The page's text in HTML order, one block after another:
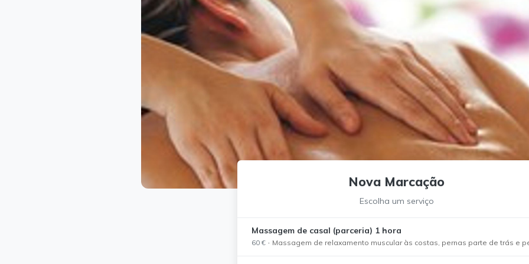
Nova Marcação
Escolha um serviço
Massagem de casal (parceria) 1 hora
60 € · Massagem de relaxamento muscular às costas, pernas parte de trás e